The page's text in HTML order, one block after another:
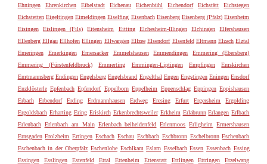
Ehningen
Ehrenkirchen Eibelstadt Eichenau Eichenbühl Eichendorf Eichstätt
Eichstegen
Eichstetten Eigeltingen Eimeldingen Eiselfing Eisenbach Eisenberg Eisenberg (Pfalz) Eisenheim
Eisingen
Eislingen (Fils) Eitensheim Eitting Elchesheim-Illingen Elchingen
Elfershausen
Ellenberg Ellgau Ellhofen Ellingen Ellwangen Ellzee Elsendorf Elsenfeld Eltmann Elzach Elztal
Emeringen
Emerkingen Emersacker Emmelshausen Emmendingen
Emmering (Ebersberg)
Emmering (Fürstenfeldbruck)
Emmerting Emmingen-Liptingen Empfingen
Emskirchen
Emtmannsberg Endingen Engelsberg Engelsbrand Engelthal Engen Engstingen Eningen Ensdorf
Enzklösterle Epfenbach Epfendorf Eppelborn Eppelheim Eppenschlag Eppingen Eppishausen
Erbach
Erbendorf Erding Erdmannhausen Erdweg Eresing Erfurt Ergersheim
Ergolding
Ergoldsbach Erharting Ering Eriskirch Erkenbrechtsweiler Erkheim Erlabrunn Erlangen Erlbach
Erlenbach Erlenbach am Main Erlenbach beiheidenfeld Erlenmoos Erligheim
Ermershausen
Ernsgaden Erolzheim Ertingen Eschach Eschau Eschbach Eschbronn Eschelbronn Eschenbach
Eschenbach in der Oberpfalz Eschenlohe Eschlkam Eslarn Esselbach Essen Essenbach Essing
Essingen
Esslingen Estenfeld Ettal Ettenheim Ettenstatt Ettlingen Ettringen
Etzelwang